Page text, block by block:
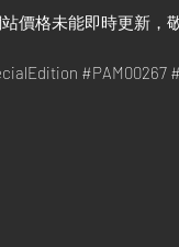
價格未能即時更新，
#PAM00267